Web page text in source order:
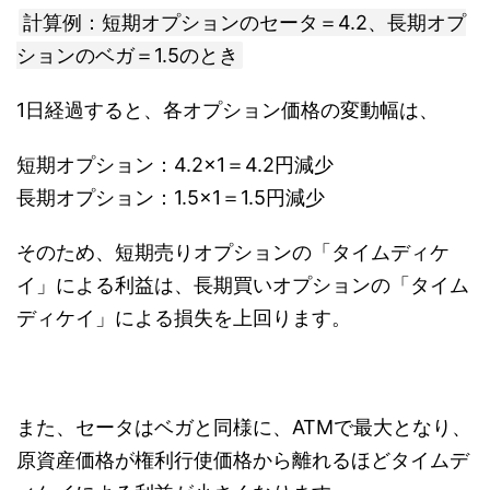
計算例：短期オプションのセータ＝4.2、長期オプ
ションのベガ＝1.5のとき
1日経過すると、各オプション価格の変動幅は、
短期オプション：4.2×1＝4.2円減少
長期オプション：1.5×1＝1.5円減少
そのため、短期売りオプションの「タイムディケ
イ」による利益は、長期買いオプションの「タイム
ディケイ」による損失を上回ります。
また、セータはベガと同様に、ATMで最大となり、
原資産価格が権利行使価格から離れるほどタイムデ